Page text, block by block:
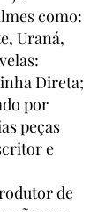
como:
Uraná,
Direta;
por
peças
e
de